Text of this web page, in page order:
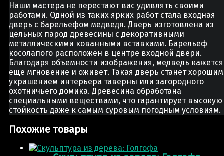
Наши мастера не перестают вас удивлять своими
работами. Одной из таких ярких работ стала входная
дверь с барельефом медведя. Дверь изготовлена из
цельных парод древесины с декоративными
металлическими кованными вставками. Барельеф
косолапого расположен в центре входной двери.
Благодаря объемности изображения, медведь кажется
еще мгновение и оживет. Такая дверь станет хорошим
украшением интерьера таверны или загородного
охотничьего домика. Древесина обработана
специальными веществами, что гарантирует высокую
стойкость даже к самым суровым погодным условиям.
Похожие товары